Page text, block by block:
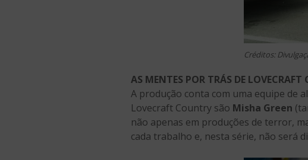
Créditos:
AS MENTES POR TRÁS DE LOVECRAFT
A produção conta com uma equipe de
Lovecraft Country são Misha Green
não apenas em produções de terror,
cada trabalho e, nesta série, não será